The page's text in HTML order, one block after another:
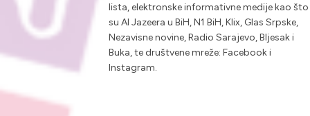
lista, elektronske informativne medije kao što
su Al Jazeera u BiH, N1 BiH, Klix, Glas Srpske,
Nezavisne novine, Radio Sarajevo, Bljesak i
Buka, te društvene mreže: Facebook i
Instagram.